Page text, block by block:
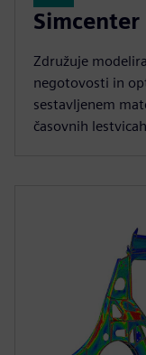
Združuje
negotovosti in
sestavljenem
časovnih lestvicah